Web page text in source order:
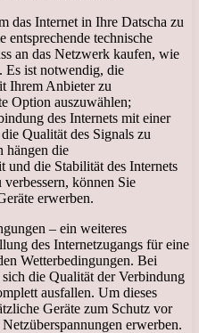
das Internet in Ihre Datscha zu
entsprechende technische
an das Netzwerk kaufen, wie
Es ist notwendig, die
Ihrem Anbieter zu
Option auszuwählen;
des Internets mit einer
Qualität des Signals zu
hängen die
und die Stabilität des Internets
können Sie
erwerben.
– ein weiteres
des Internetzugangs für eine
Wetterbedingungen. Bei
die Qualität der Verbindung
ausfallen. Um dieses
Geräte zum Schutz vor
erwerben.